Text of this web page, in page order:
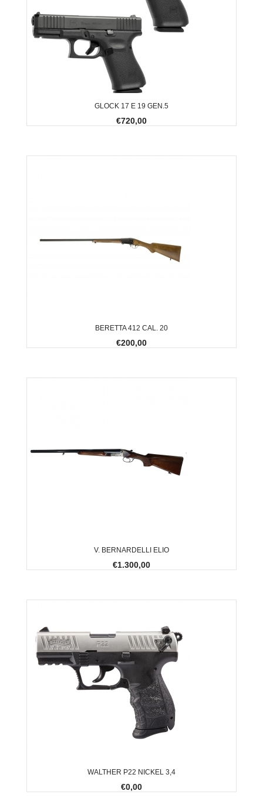
GLOCK 17 E 19 GEN.5
€720,00
BERETTA 412 CAL. 20
€200,00
V. BERNARDELLI ELIO
€1.300,00
WALTHER P22 NICKEL 3,4
€0,00